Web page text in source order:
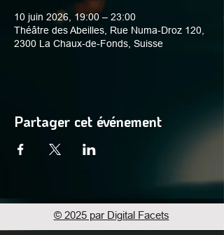
10 juin 2026, 19:00 – 23:00
Théâtre des Abeilles, Rue Numa-Droz 120,
2300 La Chaux-de-Fonds, Suisse
Partager cet événement
© 2025 par Digital Facets